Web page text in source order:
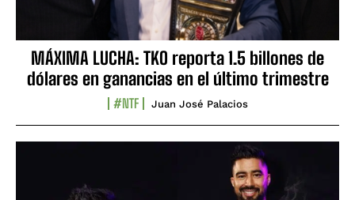
MÁXIMA LUCHA: TKO reporta 1.5 billones de
dólares en ganancias en el último trimestre
#NTF Juan José Palacios